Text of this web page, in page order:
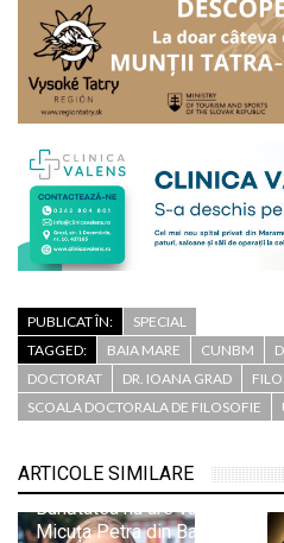
PUBLICAT ÎN:
SPECIAL
TAGGED:
BAIA MARE CUNBM
DOCTORAT
DR. IOANA GRAD
SCOALA DOCTORALA DE FILOSOFIE
ARTICOLE SIMILARE
Bunătatea nu are vârstă:
Micuța Petra din Baia